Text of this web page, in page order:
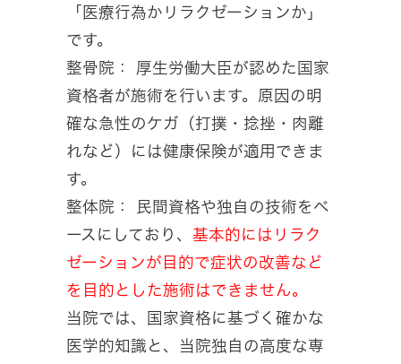
「医療行為かリラクゼーションか」
です。
整骨院： 厚生労働大臣が認めた国家
資格者が施術を行います。原因の明
確な急性のケガ（打撲・捻挫・肉離
れなど）には健康保険が適用できま
す。
整体院： 民間資格や独自の技術をベ
ースにしており、 基本的にはリラク
ゼーションが目的で症状の改善など
を目的とした施術はできません。
当院では、国家資格に基づく確かな
医学的知識と、当院独自の高度な専